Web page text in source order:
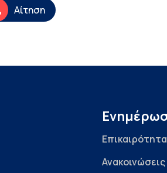
Αίτηση
Επικαιρότητα
Ανακοινώσεις